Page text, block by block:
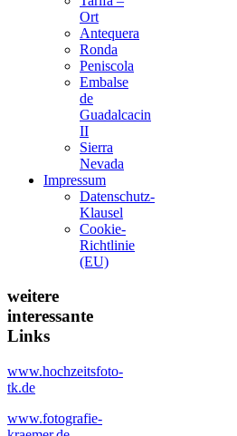
Ort
Antequera
Ronda
Peniscola
Embalse
de
Guadalcacin
II
Sierra
Nevada
Impressum
Datenschutz-
Klausel
Cookie-
Richtlinie
(EU)
weitere
interessante
Links
www.hochzeitsfoto-
tk.de
www.fotografie-